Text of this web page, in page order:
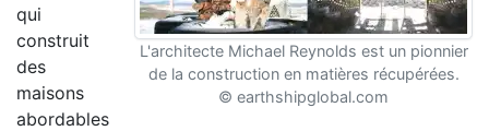
L'architecte Michael Reynolds est un pionnier
de la construction en matières récupérées.
© earthshipglobal.com
qui
construit
des
maisons
abordables